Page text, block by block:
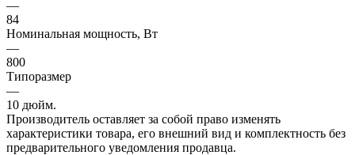
—
84
Номинальная мощность, Вт
—
800
Типоразмер
—
10 дюйм.
Производитель оставляет за собой право изменять
характеристики товара, его внешний вид и комплектность без
предварительного уведомления продавца.